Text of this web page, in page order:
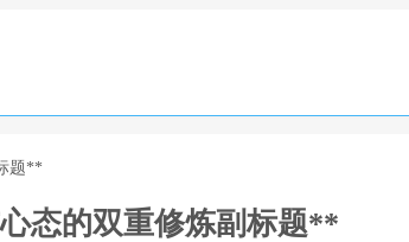
题**
态的双重修炼副标题**